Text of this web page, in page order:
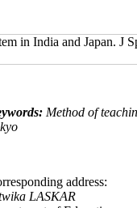
in India and Japan. J
Method of
address:
LASKAR